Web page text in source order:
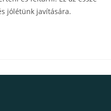
jólétünk javítására.